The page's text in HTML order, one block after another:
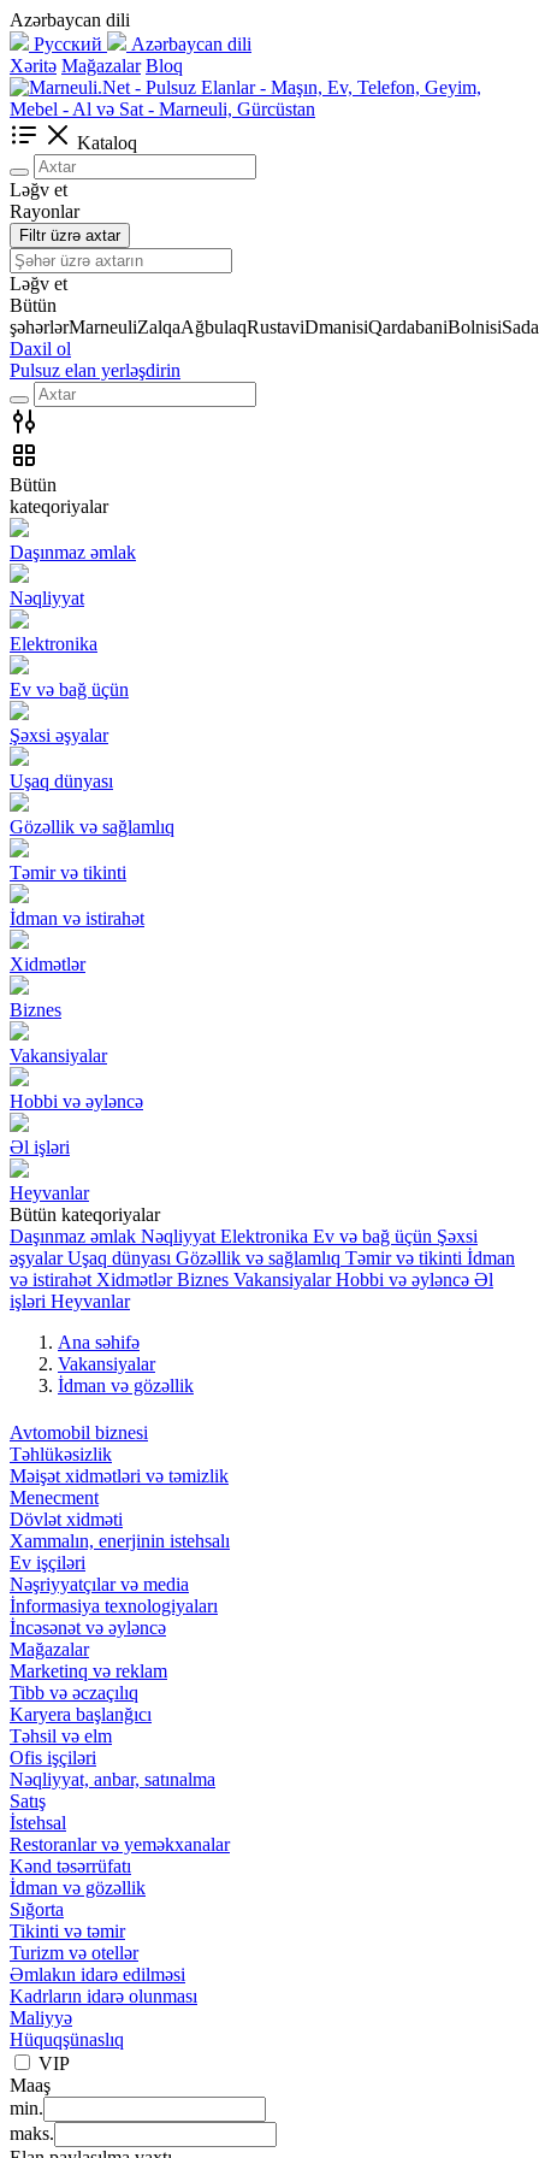
Azərbaycan dili
Русский
Azərbaycan dili
Xəritə Mağazalar Bloq
Kataloq
Ləğv et
Rayonlar
Filtr üzrə axtar
Ləğv et
Bütün
şəhərlərMarneuliZalqaAğbulaqRustaviDmanisiQardabaniBolnisi
Daxil ol
Pulsuz elan yerləşdirin
Bütün
kateqoriyalar
Daşınmaz əmlak
Nəqliyyat
Elektronika
Ev və bağ üçün
Şəxsi əşyalar
Uşaq dünyası
Gözəllik və sağlamlıq
Təmir və tikinti
İdman və istirahət
Xidmətlər
Biznes
Vakansiyalar
Hobbi və əyləncə
Əl işləri
Heyvanlar
Bütün kateqoriyalar
Daşınmaz əmlak Nəqliyyat Elektronika Ev və bağ üçün Şəxsi
əşyalar Uşaq dünyası Gözəllik və sağlamlıq Təmir və tikinti İdman
və istirahət Xidmətlər Biznes Vakansiyalar Hobbi və əyləncə Əl
işləri Heyvanlar
Ana səhifə
Vakansiyalar
İdman və gözəllik
Avtomobil biznesi
Təhlükəsizlik
Məişət xidmətləri və təmizlik
Menecment
Dövlət xidməti
Xammalın, enerjinin istehsalı
Ev işçiləri
Nəşriyyatçılar və media
İnformasiya texnologiyaları
İncəsənət və əyləncə
Mağazalar
Marketinq və reklam
Tibb və əczaçılıq
Karyera başlanğıcı
Təhsil və elm
Ofis işçiləri
Nəqliyyat, anbar, satınalma
Satış
İstehsal
Restoranlar və yeməkxanalar
Kənd təsərrüfatı
İdman və gözəllik
Sığorta
Tikinti və təmir
Turizm və otellər
Əmlakın idarə edilməsi
Kadrların idarə olunması
Maliyyə
Hüquqşünaslıq
VIP
Maaş
min.
maks.